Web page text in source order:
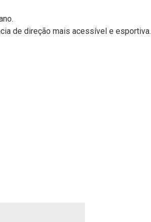
de direção mais acessível e esportiva.